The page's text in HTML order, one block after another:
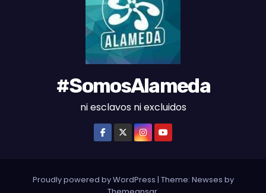
#SomosAlameda
ni esclavos ni excluidos
Proudly powered by WordPress | Theme: Newses by